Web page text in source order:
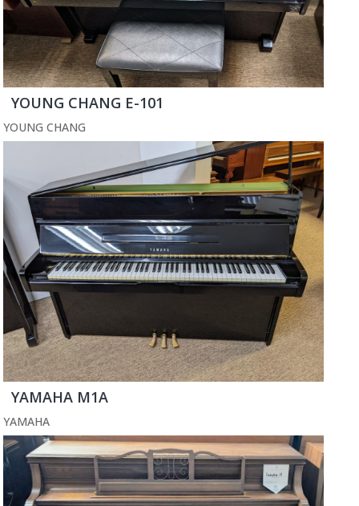
YOUNG CHANG E-101
YOUNG CHANG
YAMAHA M1A
YAMAHA